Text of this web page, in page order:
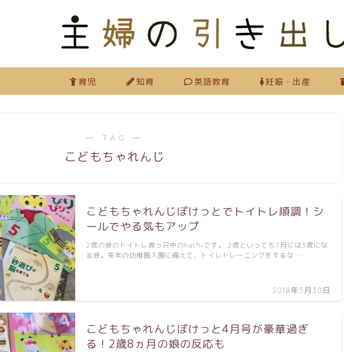
育児 知育 英語教育 妊娠・出産
― TAG ―
こどもちゃれんじ
こどもちゃれんじぽけっとでトイトレ順調！シ
ールでやる気もアップ
2018年5月30日
2歳の娘のトイトレ真っ只中のhachiです。 2歳といっても7月には3歳にな
る娘。来年の幼稚園入園に備えて、トイレトレーニングをするな …
こどもちゃれんじぽけっと4月号が豪華過ぎ
る！2歳8ヵ月の娘の反応も